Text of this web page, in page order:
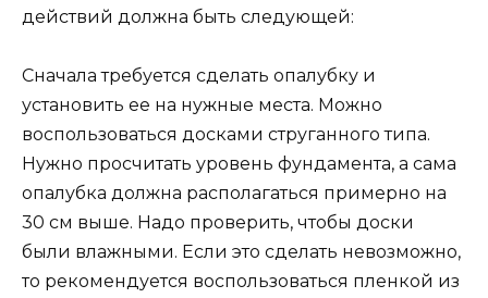
действий должна быть следующей:
Сначала требуется сделать опалубку и
установить ее на нужные места. Можно
воспользоваться досками струганного типа.
Нужно просчитать уровень фундамента, а сама
опалубка должна располагаться примерно на
30 см выше. Надо проверить, чтобы доски
были влажными. Если это сделать невозможно,
то рекомендуется воспользоваться пленкой из